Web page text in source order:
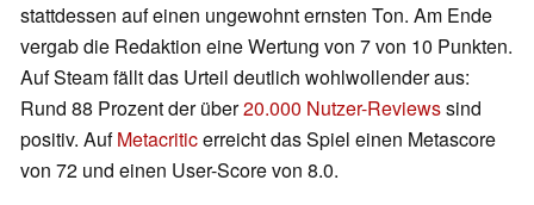
stattdessen auf einen ungewohnt ernsten Ton. Am Ende
vergab die Redaktion eine Wertung von 7 von 10 Punkten.
Auf Steam fällt das Urteil deutlich wohlwollender aus:
Rund 88 Prozent der über20.000 Nutzer-Reviewssind
positiv. AufMetacriticerreicht das Spiel einen Metascore
von 72 und einen User-Score von 8.0.